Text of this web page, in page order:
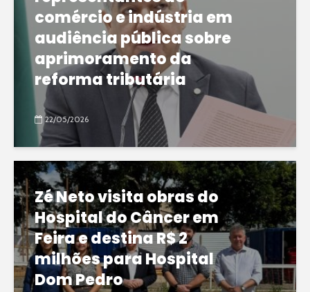
comércio e indústria em
audiência pública sobre
aprimoramento da
reforma tributária
22/05/2026
Zé Neto visita obras do
Hospital do Câncer em
Feira e destina R$ 2
milhões para Hospital
Dom Pedro